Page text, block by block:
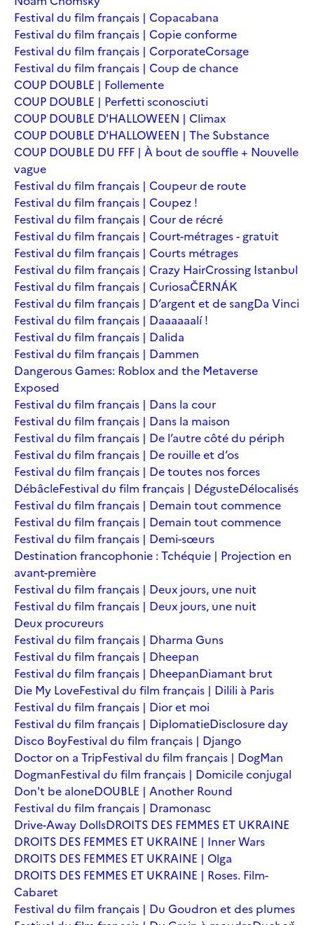
Festival du film français | Copacabana
Festival du film français | Copie conforme
Festival du film français | CorporateCorsage
Festival du film français | Coup de chance
COUP DOUBLE | Follemente
COUP DOUBLE | Perfetti sconosciuti
COUP DOUBLE D'HALLOWEEN | Climax
COUP DOUBLE D'HALLOWEEN | The Substance
COUP DOUBLE DU FFF | À bout de souffle + Nouvelle
vague
Festival du film français | Coupeur de route
Festival du film français | Coupez !
Festival du film français | Cour de récré
Festival du film français | Court-métrages - gratuit
Festival du film français | Courts métrages
Festival du film français | Crazy HairCrossing Istanbul
Festival du film français | CuriosaČERNÁK
Festival du film français | D’argent et de sangDa Vinci
Festival du film français | Daaaaaalí !
Festival du film français | Dalida
Festival du film français | Dammen
Dangerous Games: Roblox and the Metaverse
Exposed
Festival du film français | Dans la cour
Festival du film français | Dans la maison
Festival du film français | De l’autre côté du périph
Festival du film français | De rouille et d’os
Festival du film français | De toutes nos forces
DébâcleFestival du film français | DégusteDélocalisés
Festival du film français | Demain tout commence
Festival du film français | Demain tout commence
Festival du film français | Demi-sœurs
Destination francophonie : Tchéquie | Projection en
avant-première
Festival du film français | Deux jours, une nuit
Festival du film français | Deux jours, une nuit
Deux procureurs
Festival du film français | Dharma Guns
Festival du film français | Dheepan
Festival du film français | DheepanDiamant brut
Die My LoveFestival du film français | Dilili à Paris
Festival du film français | Dior et moi
Festival du film français | DiplomatieDisclosure day
Disco BoyFestival du film français | Django
Doctor on a TripFestival du film français | DogMan
DogmanFestival du film français | Domicile conjugal
Don't be aloneDOUBLE | Another Round
Festival du film français | Dramonasc
Drive-Away DollsDROITS DES FEMMES ET UKRAINE
DROITS DES FEMMES ET UKRAINE | Inner Wars
DROITS DES FEMMES ET UKRAINE | Olga
DROITS DES FEMMES ET UKRAINE | Roses. Film-
Cabaret
Festival du film français | Du Goudron et des plumes